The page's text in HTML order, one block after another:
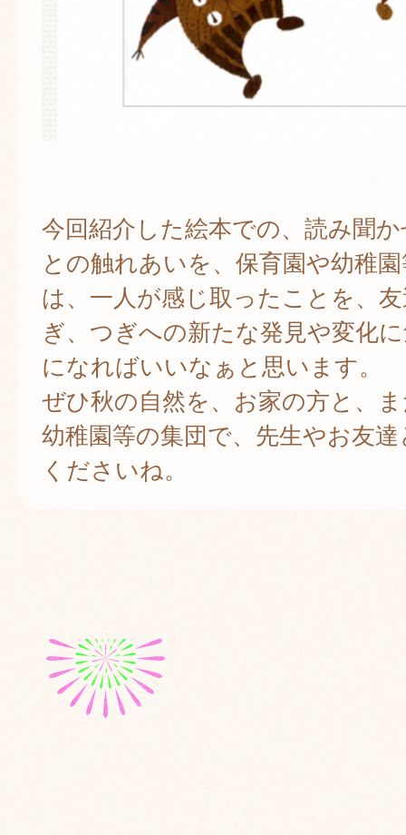
今回紹介した絵本での、読み聞
との触れあいを、保育園や幼稚
は、一人が感じ取ったことを、
ぎ、つぎへの新たな発見や変化
になればいいなぁと思います。
ぜひ秋の自然を、お家の方と、
幼稚園等の集団で、先生やお友
くださいね。